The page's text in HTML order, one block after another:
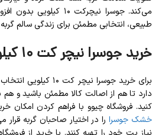
می‌کند. جوسرا نیچرکت ۱۰
طبیعی، انتخابی مطمئن برای زندگی سالم
خرید جوسرا نیچر کت ۱۰ کیلویی از فروشگاه چیوو
برای خرید جوسرا نیچر
دارد تا هم از اصالت کالا مطمئن باشید و
کنید. فروشگاه چیوو با فراهم کردن امکان
خشک جوسرارا در اختیار صاحبان گربه